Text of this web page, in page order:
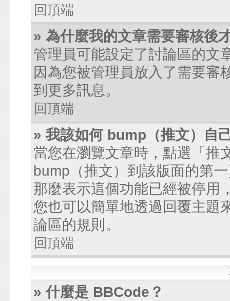
回頂端
» 為什麼我的文章需要審核後
管理員可能設定了討論區的文
因為您被管理員放入了需要審
到更多訊息。
回頂端
» 我該如何 bump（推文）自
當您在瀏覽文章時，點選「推
bump（推文）到該版面的第
那麼表示這個功能已經被停用
您也可以簡單地透過回覆主題
論區的規則。
回頂端
» 什麼是 BBCode？